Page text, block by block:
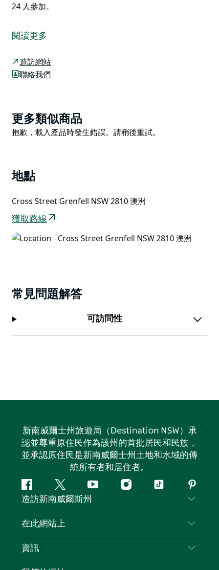
24 人參加。
的運動員。
以安排建立格倫費爾和地區體育名人堂，以表彰那些被選
為代表澳大利亞的人。
閱讀更多
造訪網站
聯絡我們
Product
List
更多類似商品
Product
抱歉，載入產品時發生錯誤。請稍後重試。
地點
Cross Street Grenfell NSW 2810 澳洲
獲取路線
常見問題解答
可訪問性
新南威爾士州旅遊局（Destination NSW）承
認並尊重原住民作為該州的首批居民和民族，
並承認原住民是新南威爾士州土地和水域的傳
統所有者和居住者。
Facebook嘰
嘰
喳
Youtube Instagram
抖
造訪新南威爾斯州
聯絡我們
隱私
在此網站上
目的地
資訊